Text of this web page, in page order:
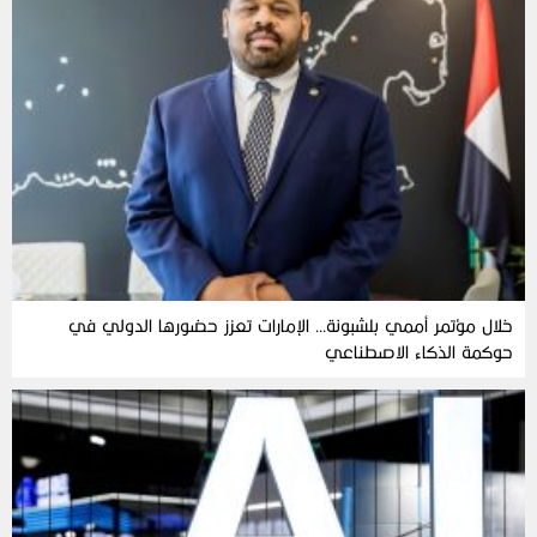
خلال مؤتمر أممي بلشبونة… الإمارات تعزز حضورها الدولي في
حوكمة الذكاء الاصطناعي